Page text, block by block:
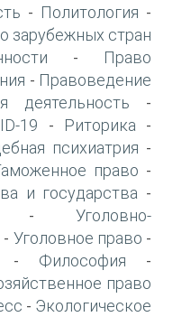
- Политология -
зарубежных стран
-
Право
- Правоведение
деятельность -
19 - Риторика -
психиатрия -
право -
и государства -
Уголовно-
- Уголовное право -
- Философия -
право
- Экологическое